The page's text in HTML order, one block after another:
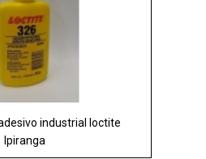
industrial loctite
Ipiranga